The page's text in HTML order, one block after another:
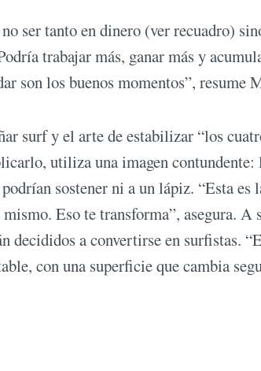
ser tanto en dinero (ver recuadro)
trabajar más, ganar más y
son los buenos momentos”, resume
surf y el arte de estabilizar “los
utiliza una imagen contundente:
sostener ni a un lápiz. “Esta es
Eso te transforma”, asegura. A
decididos a convertirse en surfistas.
con una superficie que cambia